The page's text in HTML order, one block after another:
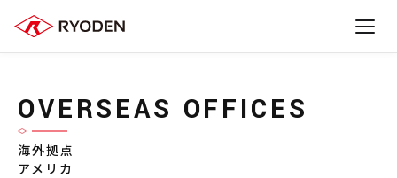
OVERSEAS OFFICES
海外拠点
アメリカ